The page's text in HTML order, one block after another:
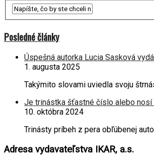
Posledné články
Úspešná autorka Lucia Sasková
1. augusta 2025
Takýmito slovami uviedla svoju
Je trinástka šťastné číslo alebo nosí
10. októbra 2024
Trinásty príbeh z pera obľúbenej
Adresa vydavateľstva IKAR, a.s.